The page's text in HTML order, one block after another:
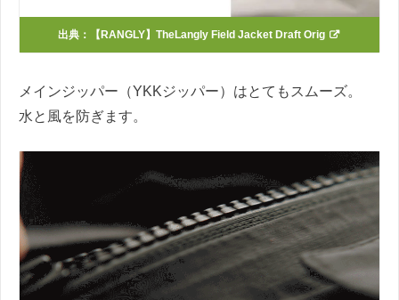
出典： 【RANGLY】TheLangly Field Jacket Draft Orig
メインジッパー（YKKジッパー）はとてもスムーズ。
水と風を防ぎます。